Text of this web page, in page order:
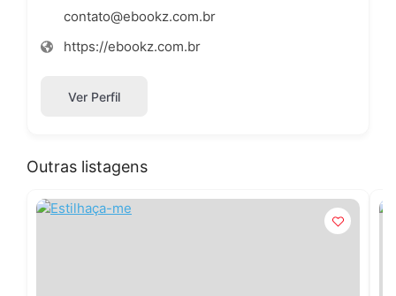
contato@ebookz.com.br
https://ebookz.com.br
Ver Perfil
Outras listagens